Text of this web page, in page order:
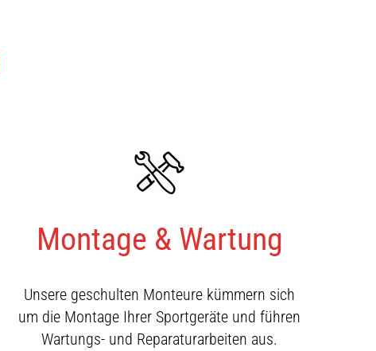
Montage & Wartung
Unsere geschulten Monteure kümmern sich
um die Montage Ihrer Sportgeräte und führen
Wartungs- und Reparaturarbeiten aus.